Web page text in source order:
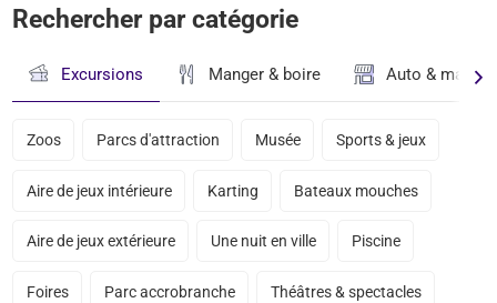
Rechercher par catégorie
Excursions Manger & boire Auto &
Zoos Parcs d'attraction Musée Sports & jeux
Aire de jeux intérieure Karting Bateaux mouches
Aire de jeux extérieure Une nuit en ville Piscine
Foires Parc accrobranche Théâtres & spectacles